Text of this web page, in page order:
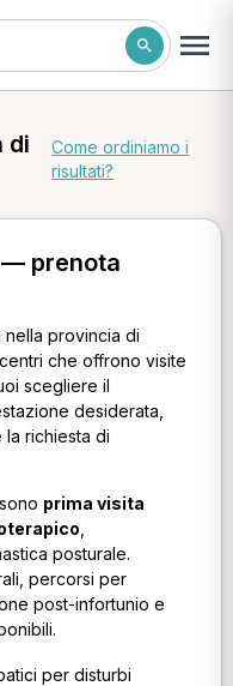
di
Come ordiniamo i
risultati?
— prenota
provincia di
che offrono visite
scegliere il
desiderata,
richiesta di
prima visita
posturale.
percorsi per
post-infortunio e
per disturbi